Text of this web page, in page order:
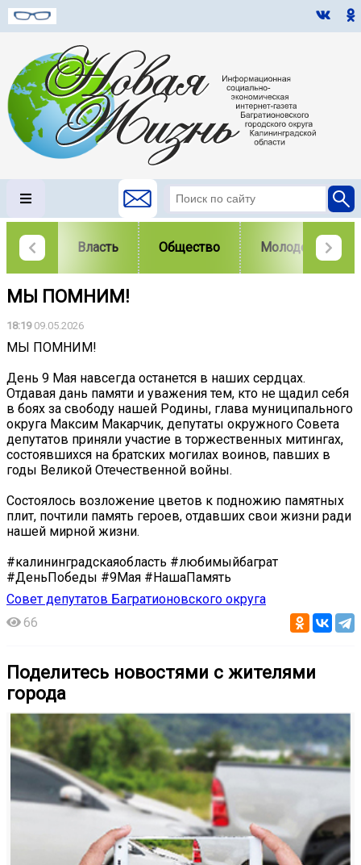
Власть Общество Молодежь
МЫ ПОМНИМ!
18:1909.05.2026
МЫ ПОМНИМ!
День 9 Мая навсегда останется в наших сердцах.
Отдавая дань памяти и уважения тем, кто не щадил себя
в боях за свободу нашей Родины, глава муниципального
округа Максим Макарчик, депутаты окружного Совета
депутатов приняли участие в торжественных митингах,
состоявшихся на братских могилах воинов, павших в
годы Великой Отечественной войны.
Состоялось возложение цветов к подножию памятных
плит, почтили память героев, отдавших свои жизни ради
нашей мирной жизни.
#калининградскаяобласть #любимыйбаграт
#ДеньПобеды #9Мая #НашаПамять
Совет депутатов Багратионовского округа
66
Поделитесь новостями с жителями
города